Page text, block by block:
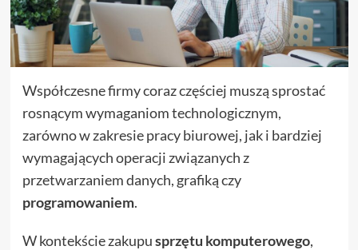
Współczesne firmy coraz częściej muszą sprostać
rosnącym wymaganiom technologicznym,
zarówno w zakresie pracy biurowej, jak i bardziej
wymagających operacji związanych z
przetwarzaniem danych, grafiką czy
programowaniem.
W kontekście zakupusprzętu komputerowego,